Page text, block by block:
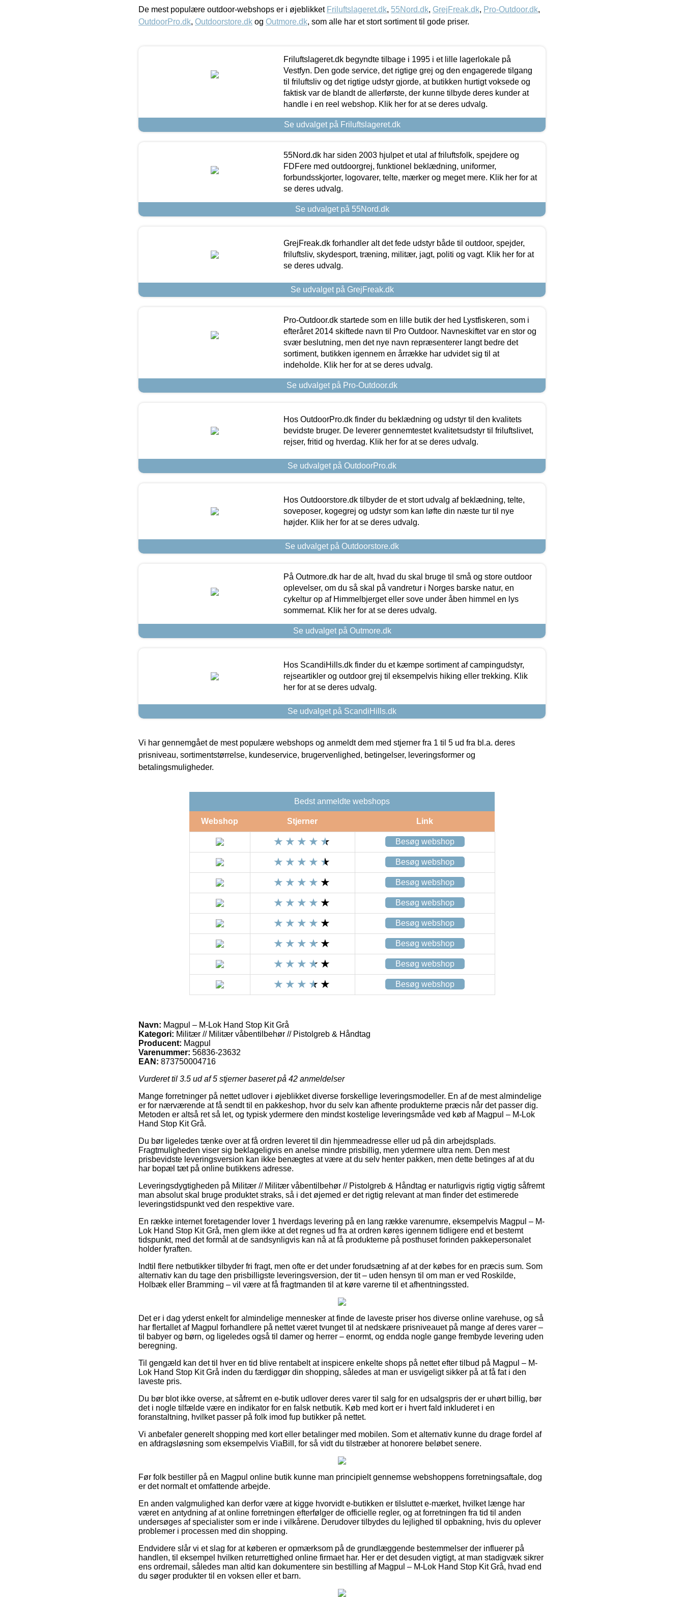
De mest populære outdoor-webshops er i øjeblikket Friluftslageret.dk, 55Nord.dk, GrejFreak.dk, Pro-Outdoor.dk,
OutdoorPro.dk, Outdoorstore.dk og Outmore.dk, som alle har et stort sortiment til gode priser.
Friluftslageret.dk begyndte tilbage i 1995 i et lille lagerlokale på
Vestfyn. Den gode service, det rigtige grej og den engagerede tilgang
til friluftsliv og det rigtige udstyr gjorde, at butikken hurtigt voksede og
faktisk var de blandt de allerførste, der kunne tilbyde deres kunder at
handle i en reel webshop. Klik her for at se deres udvalg.
Se udvalget på Friluftslageret.dk
55Nord.dk har siden 2003 hjulpet et utal af friluftsfolk, spejdere og
FDFere med outdoorgrej, funktionel beklædning, uniformer,
forbundsskjorter, logovarer, telte, mærker og meget mere. Klik her for at
se deres udvalg.
Se udvalget på 55Nord.dk
GrejFreak.dk forhandler alt det fede udstyr både til outdoor, spejder,
friluftsliv, skydesport, træning, militær, jagt, politi og vagt. Klik her for at
se deres udvalg.
Se udvalget på GrejFreak.dk
Pro-Outdoor.dk startede som en lille butik der hed Lystfiskeren, som i
efteråret 2014 skiftede navn til Pro Outdoor. Navneskiftet var en stor og
svær beslutning, men det nye navn repræsenterer langt bedre det
sortiment, butikken igennem en årrække har udvidet sig til at
indeholde. Klik her for at se deres udvalg.
Se udvalget på Pro-Outdoor.dk
Hos OutdoorPro.dk finder du beklædning og udstyr til den kvalitets
bevidste bruger. De leverer gennemtestet kvalitetsudstyr til friluftslivet,
rejser, fritid og hverdag. Klik her for at se deres udvalg.
Se udvalget på OutdoorPro.dk
Hos Outdoorstore.dk tilbyder de et stort udvalg af beklædning, telte,
soveposer, kogegrej og udstyr som kan løfte din næste tur til nye
højder. Klik her for at se deres udvalg.
Se udvalget på Outdoorstore.dk
På Outmore.dk har de alt, hvad du skal bruge til små og store outdoor
oplevelser, om du så skal på vandretur i Norges barske natur, en
cykeltur op af Himmelbjerget eller sove under åben himmel en lys
sommernat. Klik her for at se deres udvalg.
Se udvalget på Outmore.dk
Hos ScandiHills.dk finder du et kæmpe sortiment af campingudstyr,
rejseartikler og outdoor grej til eksempelvis hiking eller trekking. Klik
her for at se deres udvalg.
Se udvalget på ScandiHills.dk
Vi har gennemgået de mest populære webshops og anmeldt dem med stjerner fra 1 til 5 ud fra bl.a. deres
prisniveau, sortimentstørrelse, kundeservice, brugervenlighed, betingelser, leveringsformer og
betalingsmuligheder.
Bedst anmeldte webshops
Webshop Stjerner Link
Besøg webshop
Besøg webshop
Besøg webshop
Besøg webshop
Besøg webshop
Besøg webshop
Besøg webshop
Besøg webshop
Navn: Magpul – M-Lok Hand Stop Kit Grå
Kategori: Militær // Militær våbentilbehør // Pistolgreb & Håndtag
Producent: Magpul
Varenummer: 56836-23632
EAN: 873750004716
Vurderet til 3.5 ud af 5 stjerner baseret på 42 anmeldelser
Mange forretninger på nettet udlover i øjeblikket diverse forskellige leveringsmodeller. En af de mest almindelige
er for nærværende at få sendt til en pakkeshop, hvor du selv kan afhente produkterne præcis når det passer dig.
Metoden er altså ret så let, og typisk ydermere den mindst kostelige leveringsmåde ved køb af Magpul – M-Lok
Hand Stop Kit Grå.
Du bør ligeledes tænke over at få ordren leveret til din hjemmeadresse eller ud på din arbejdsplads.
Fragtmuligheden viser sig beklageligvis en anelse mindre prisbillig, men ydermere ultra nem. Den mest
prisbevidste leveringsversion kan ikke benægtes at være at du selv henter pakken, men dette betinges af at du
har bopæl tæt på online butikkens adresse.
Leveringsdygtigheden på Militær // Militær våbentilbehør // Pistolgreb & Håndtag er naturligvis rigtig vigtig såfremt
man absolut skal bruge produktet straks, så i det øjemed er det rigtig relevant at man finder det estimerede
leveringstidspunkt ved den respektive vare.
En række internet foretagender lover 1 hverdags levering på en lang række varenumre, eksempelvis Magpul – M-
Lok Hand Stop Kit Grå, men glem ikke at det regnes ud fra at ordren køres igennem tidligere end et bestemt
tidspunkt, med det formål at de sandsynligvis kan nå at få produkterne på posthuset forinden pakkepersonalet
holder fyraften.
Indtil flere netbutikker tilbyder fri fragt, men ofte er det under forudsætning af at der købes for en præcis sum. Som
alternativ kan du tage den prisbilligste leveringsversion, der tit – uden hensyn til om man er ved Roskilde,
Holbæk eller Bramming – vil være at få fragtmanden til at køre varerne til et afhentningssted.
Det er i dag yderst enkelt for almindelige mennesker at finde de laveste priser hos diverse online varehuse, og så
har flertallet af Magpul forhandlere på nettet været tvunget til at nedskære prisniveauet på mange af deres varer –
til babyer og børn, og ligeledes også til damer og herrer – enormt, og endda nogle gange frembyde levering uden
beregning.
Til gengæld kan det til hver en tid blive rentabelt at inspicere enkelte shops på nettet efter tilbud på Magpul – M-
Lok Hand Stop Kit Grå inden du færdiggør din shopping, således at man er usvigeligt sikker på at få fat i den
laveste pris.
Du bør blot ikke overse, at såfremt en e-butik udlover deres varer til salg for en udsalgspris der er uhørt billig, bør
det i nogle tilfælde være en indikator for en falsk netbutik. Køb med kort er i hvert fald inkluderet i en
foranstaltning, hvilket passer på folk imod fup butikker på nettet.
Vi anbefaler generelt shopping med kort eller betalinger med mobilen. Som et alternativ kunne du drage fordel af
en afdragsløsning som eksempelvis ViaBill, for så vidt du tilstræber at honorere beløbet senere.
Før folk bestiller på en Magpul online butik kunne man principielt gennemse webshoppens forretningsaftale, dog
er det normalt et omfattende arbejde.
En anden valgmulighed kan derfor være at kigge hvorvidt e-butikken er tilsluttet e-mærket, hvilket længe har
været en antydning af at online forretningen efterfølger de officielle regler, og at forretningen fra tid til anden
undersøges af specialister som er inde i vilkårene. Derudover tilbydes du lejlighed til opbakning, hvis du oplever
problemer i processen med din shopping.
Endvidere slår vi et slag for at køberen er opmærksom på de grundlæggende bestemmelser der influerer på
handlen, til eksempel hvilken returrettighed online firmaet har. Her er det desuden vigtigt, at man stadigvæk sikrer
ens ordremail, således man altid kan dokumentere sin bestilling af Magpul – M-Lok Hand Stop Kit Grå, hvad end
du søger produkter til en voksen eller et barn.